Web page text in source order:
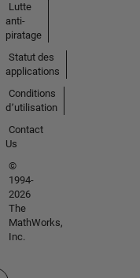
Lutte
anti-
piratage
Statut des
applications
Conditions
d՚utilisation
Contact
Us
©
1994-
2026
The
MathWorks,
Inc.